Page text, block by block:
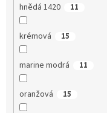
hnědá 1420 11
krémová 15
marine modrá 11
oranžová 15